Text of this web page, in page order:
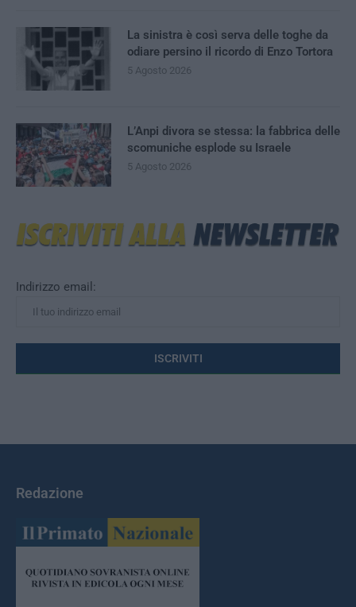
Indirizzo email:
La sinistra è così serva delle toghe da
odiare persino il ricordo di Enzo Tortora
5 Agosto 2026
L’Anpi divora se stessa: la fabbrica delle
scomuniche esplode su Israele
5 Agosto 2026
Redazione